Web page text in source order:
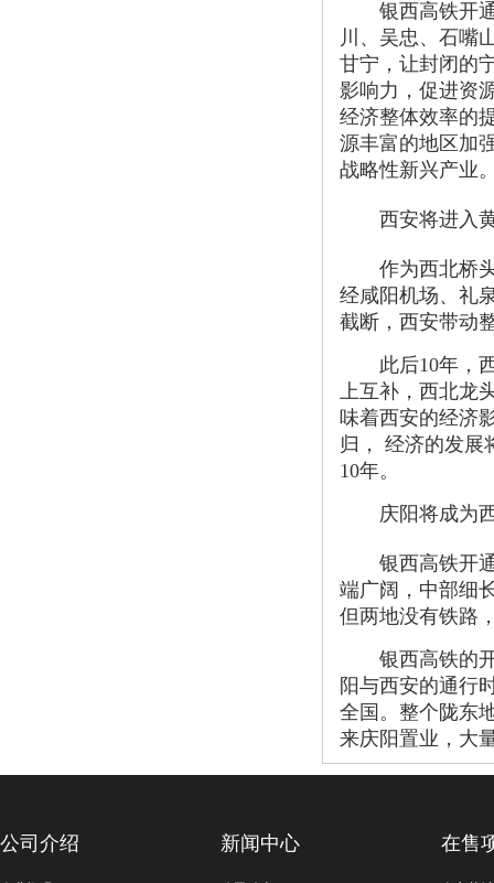
银西高铁开通
川、吴忠、石嘴
甘宁，让封闭的
影响力，促进资
经济整体效率的
源丰富的地区加
战略性新兴产业
西安将进入黄
作为西北桥头
经咸阳机场、礼
截断，西安带动
此后10年，西
上互补，西北龙
味着西安的经济
归， 经济的发展
10年。
庆阳将成为西
银西高铁开通
端广阔，中部细
但两地没有铁路
银西高铁的开
阳与西安的通行
全国。整个陇东
来庆阳置业，大
公司介绍 新闻中心 在售